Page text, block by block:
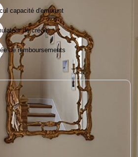
capacité d'emprunt
de crédit
de remboursements